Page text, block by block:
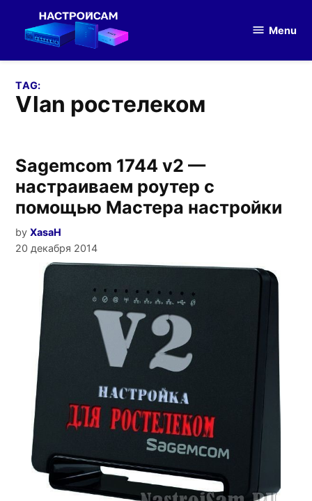
оборудования
Menu
TAG:
vlan ростелеком
Sagemcom 1744 v2 —
настраиваем роутер с
помощью Мастера настройки
by XasaH
20 декабря 2014